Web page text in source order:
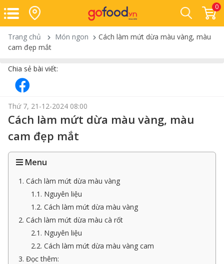
0
Trang chủ Món ngon
Cách làm mứt dừa màu vàng, màu
cam đẹp mắt
Chia sẻ bài viết:
Thứ 7, 21-12-2024 08:00
Cách làm mứt dừa màu vàng, màu
cam đẹp mắt
Menu
1. Cách làm mứt dừa màu vàng
1.1. Nguyên liệu
1.2. Cách làm mứt dừa màu vàng
2. Cách làm mứt dừa màu cà rốt
2.1. Nguyên liệu
2.2. Cách làm mứt dừa màu vàng cam
3. Đọc thêm: